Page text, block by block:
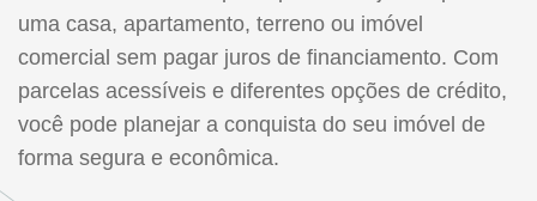
uma casa, apartamento, terreno ou imóvel
comercial sem pagar juros de financiamento. Com
parcelas acessíveis e diferentes opções de crédito,
você pode planejar a conquista do seu imóvel de
forma segura e econômica.